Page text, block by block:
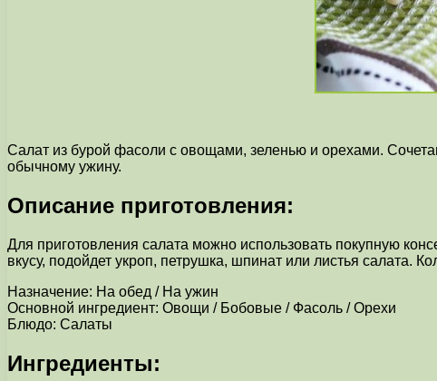
Салат из бурой фасоли с овощами, зеленью и орехами.
обычному ужину.
Описание приготовления:
Для приготовления салата можно использовать покупную
вкусу, подойдет укроп, петрушка, шпинат или листья салата.
Назначение: На обед / На ужин
Основной ингредиент: Овощи / Бобовые / Фасоль / Орехи
Блюдо: Салаты
Ингредиенты: